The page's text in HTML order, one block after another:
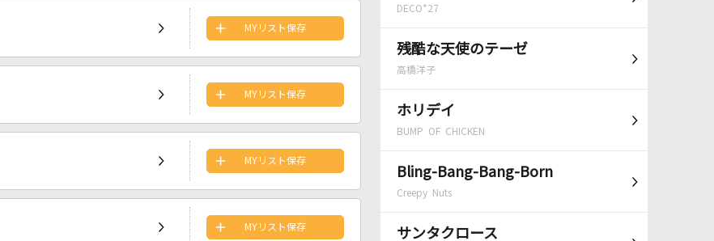
DECO*27
残酷な天使のテーゼ
高橋洋子
ホリデイ
BUMP OF CHICKEN
Bling-Bang-Bang-Born
Creepy Nuts
サンタクロース
MYリスト保存
MYリスト保存
MYリスト保存
MYリスト保存